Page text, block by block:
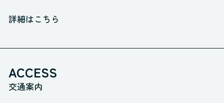
ACCESS
交通案内
詳細はこちら